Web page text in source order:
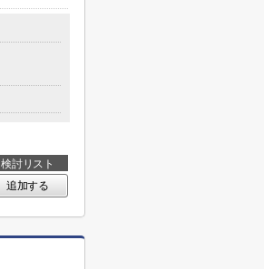
検討リスト
追加する